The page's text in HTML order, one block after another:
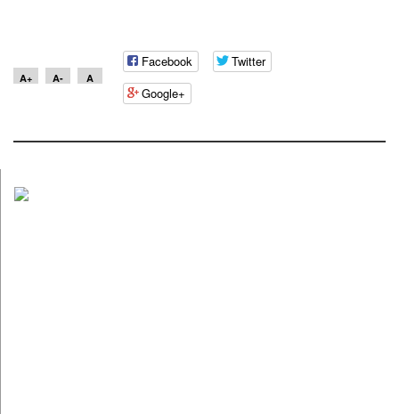
A+ A- A
Facebook
Twitter
Google+